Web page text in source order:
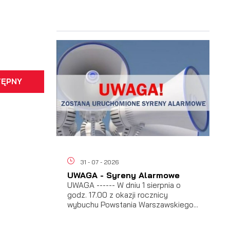
31 - 07 - 2026
UWAGA - Syreny Alarmowe
UWAGA ------ W dniu 1 sierpnia o
godz. 17.00 z okazji rocznicy
wybuchu Powstania Warszawskiego...